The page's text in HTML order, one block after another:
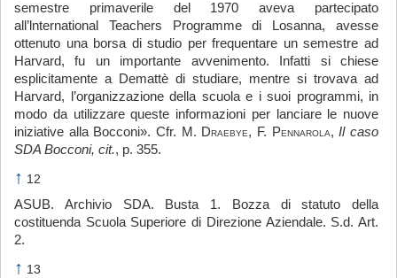
semestre primaverile del 1970 aveva partecipato
all’lnternational Teachers Programme di Losanna, avesse
ottenuto una borsa di studio per frequentare un semestre ad
Harvard, fu un importante avvenimento. Infatti si chiese
esplicitamente a Demattè di studiare, mentre si trovava ad
Harvard, l’organizzazione della scuola e i suoi programmi, in
modo da utilizzare queste informazioni per lanciare le nuove
iniziative alla Bocconi». Cfr. M. Draebye, F. Pennarola,Il caso
SDA Bocconi, cit., p. 355.
↑ 12
ASUB. Archivio SDA. Busta 1. Bozza di statuto della
costituenda Scuola Superiore di Direzione Aziendale. S.d. Art.
2.
↑ 13